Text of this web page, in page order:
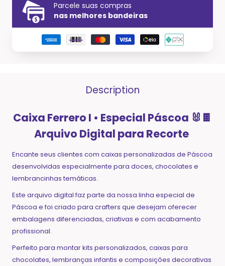
Parcele suas compras
nas melhores bandeiras
Description
Caixa Ferrero I • Especial Páscoa 🐰🍫
Arquivo Digital para Recorte
Encante seus clientes com caixas personalizadas de Páscoa
desenvolvidas especialmente para doces, chocolates e
lembrancinhas temáticas.
Este arquivo digital faz parte da nossa linha especial de
Páscoa e foi criado para crafters que desejam oferecer
embalagens diferenciadas, criativas e com acabamento
profissional.
Perfeito para montar kits personalizados, caixas para
chocolates, lembranças infantis e composições decorativas